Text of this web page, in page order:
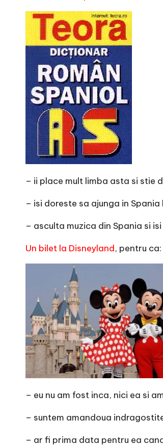
– ii place mult limba asta si stie
– isi doreste sa ajunga in
– asculta muzica din Spania si
Un bilet la Disneyland, pentru ca:
– eu nu am fost inca, nici ea si
– suntem amandoua
– ar fi prima data pentru ea